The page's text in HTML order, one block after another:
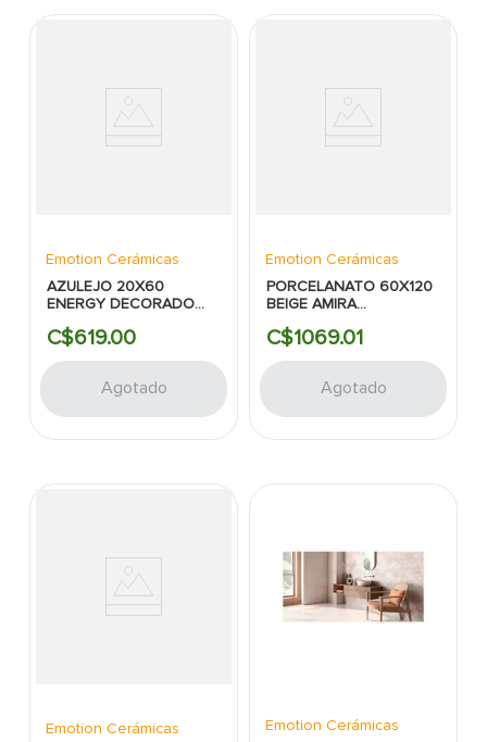
Emotion Cerámicas
AZULEJO 20X60
ENERGY DECORADO
C$619.00
Agotado
Emotion Cerámicas
PORCELANATO 60X120
BEIGE AMIRA
C$1069.01
Agotado
Emotion Cerámicas
Emotion Cerámicas